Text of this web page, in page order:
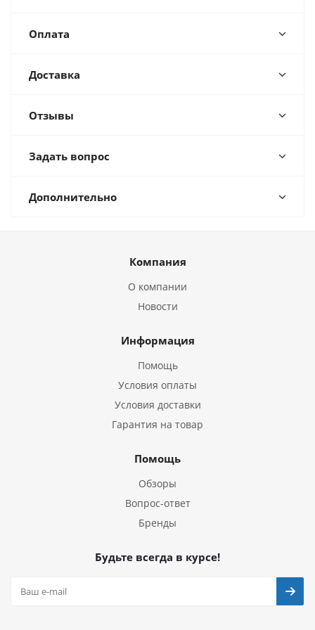
Оплата
Доставка
Отзывы
Задать вопрос
Дополнительно
Компания
О компании
Новости
Информация
Помощь
Условия оплаты
Условия доставки
Гарантия на товар
Помощь
Обзоры
Вопрос-ответ
Бренды
Будьте всегда в курсе!